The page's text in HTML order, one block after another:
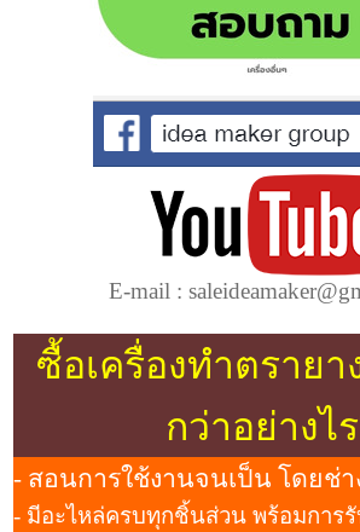
E-mail :
ซื้อเครื่องทำตรายา
กว่าอย่างไ
- สอนการใช้งานจนเป็น โดยช่
- มีอะไหล่ครบทุกชิ้นส่วน พร้อมการ